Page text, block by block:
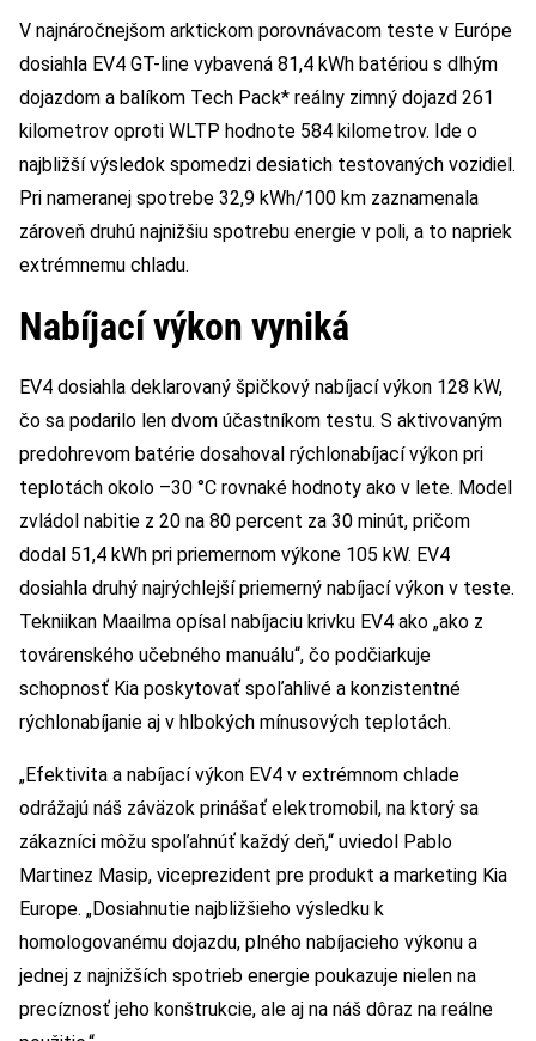
V najnáročnejšom arktickom porovnávacom teste v Európe
dosiahla EV4 GT-line vybavená 81,4 kWh batériou s dlhým
dojazdom a balíkom Tech Pack* reálny zimný dojazd 261
kilometrov oproti WLTP hodnote 584 kilometrov. Ide o
najbližší výsledok spomedzi desiatich testovaných vozidiel.
Pri nameranej spotrebe 32,9 kWh/100 km zaznamenala
zároveň druhú najnižšiu spotrebu energie v poli, a to napriek
extrémnemu chladu.
Nabíjací výkon vyniká
EV4 dosiahla deklarovaný špičkový nabíjací výkon 128 kW,
čo sa podarilo len dvom účastníkom testu. S aktivovaným
predohrevom batérie dosahoval rýchlonabíjací výkon pri
teplotách okolo –30 °C rovnaké hodnoty ako v lete. Model
zvládol nabitie z 20 na 80 percent za 30 minút, pričom
dodal 51,4 kWh pri priemernom výkone 105 kW. EV4
dosiahla druhý najrýchlejší priemerný nabíjací výkon v teste.
Tekniikan Maailma opísal nabíjaciu krivku EV4 ako „ako z
továrenského učebného manuálu“, čo podčiarkuje
schopnosť Kia poskytovať spoľahlivé a konzistentné
rýchlonabíjanie aj v hlbokých mínusových teplotách.
„Efektivita a nabíjací výkon EV4 v extrémnom chlade
odrážajú náš záväzok prinášať elektromobil, na ktorý sa
zákazníci môžu spoľahnúť každý deň,“ uviedol Pablo
Martinez Masip, viceprezident pre produkt a marketing Kia
Europe. „Dosiahnutie najbližšieho výsledku k
homologovanému dojazdu, plného nabíjacieho výkonu a
jednej z najnižších spotrieb energie poukazuje nielen na
precíznosť jeho konštrukcie, ale aj na náš dôraz na reálne